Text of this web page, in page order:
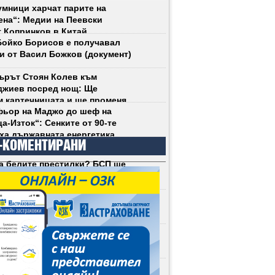
харчат парите на
Медии на Пеевски
Копринков в Китай
Борисов е получавал
от Васил Божков (документ)
Стоян Колев към
посред нощ: Ще
картечницата и ще променя
рязко!на Маджо до шеф на
Изток“: Сенките от 90-те
държавната енергетика
КОМЕНТИРАНИ
белите престилки? БСП ще
у нас (снимки)
е сигурен: Андрей
е президент на България
Даниил прекъсна литургия
срещу
на Андрей Гюров: Даниел